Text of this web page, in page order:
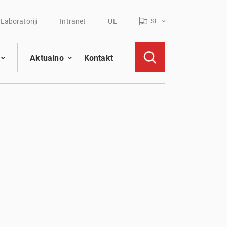
Laboratoriji Intranet UL SL
Aktualno Kontakt